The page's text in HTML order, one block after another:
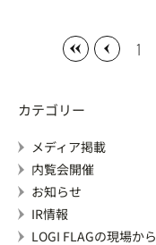
1
カテゴリー
メディア掲載
内覧会開催
お知らせ
IR情報
LOGI FLAGの現場から